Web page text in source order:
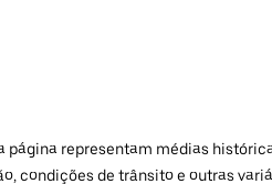
página representam médias
condições de trânsito e outras